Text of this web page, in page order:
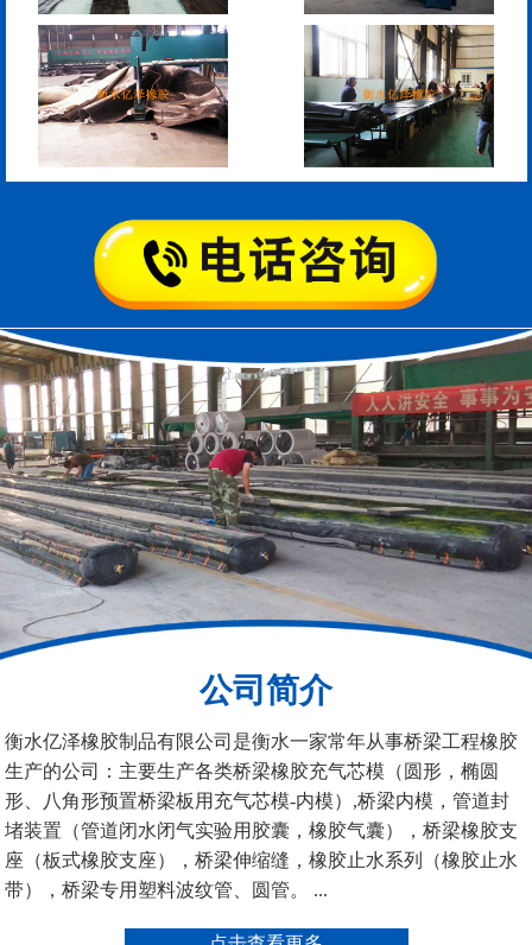
L型桥梁伸缩缝 Z型桥梁伸缩缝
板式橡胶伸缩缝 C型桥梁伸缩缝
200*25米圆形桥梁气囊 390*14米的圆形充气芯
模
公司简介
衡水亿泽橡胶制品有限公司是衡水一家常年从事桥梁工程橡胶
生产的公司：主要生产各类桥梁橡胶充气芯模（圆形，椭圆
形、八角形预置桥梁板用充气芯模-内模）,桥梁内模，管道封
堵装置（管道闭水闭气实验用胶囊，橡胶气囊），桥梁橡胶支
座（板式橡胶支座），桥梁伸缩缝，橡胶止水系列（橡胶止水
带），桥梁专用塑料波纹管、圆管。 ...